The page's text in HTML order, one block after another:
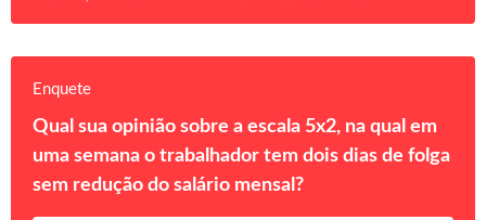
Enquete
Qual sua opinião sobre a escala 5x2, na qual em
uma semana o trabalhador tem dois dias de folga
sem redução do salário mensal?